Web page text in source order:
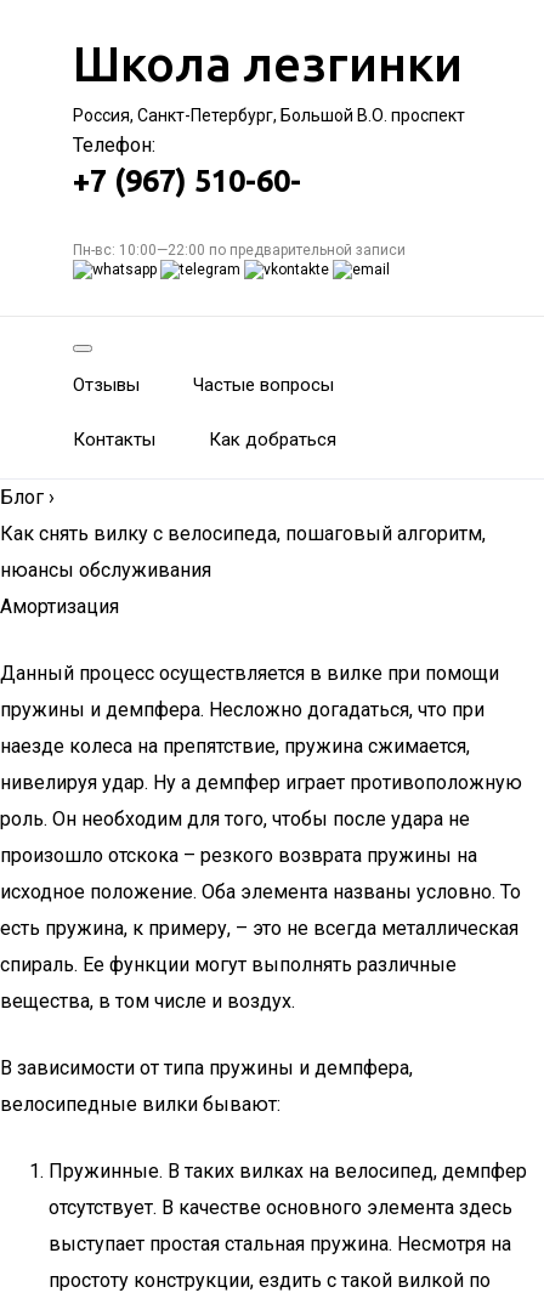
Школа лезгинки
Россия, Санкт-Петербург, Большой В.О. проспект
Телефон:
+7 (967) 510-60-
Пн-вс: 10:00—22:00 по предварительной записи
Отзывы Частые вопросы
Контакты Как добраться
Блог ›
Как снять вилку с велосипеда, пошаговый алгоритм,
нюансы обслуживания
Амортизация
Данный процесс осуществляется в вилке при помощи
пружины и демпфера. Несложно догадаться, что при
наезде колеса на препятствие, пружина сжимается,
нивелируя удар. Ну а демпфер играет противоположную
роль. Он необходим для того, чтобы после удара не
произошло отскока – резкого возврата пружины на
исходное положение. Оба элемента названы условно. То
есть пружина, к примеру, – это не всегда металлическая
спираль. Ее функции могут выполнять различные
вещества, в том числе и воздух.
В зависимости от типа пружины и демпфера,
велосипедные вилки бывают:
Пружинные. В таких вилках на велосипед, демпфер
отсутствует. В качестве основного элемента здесь
выступает простая стальная пружина. Несмотря на
простоту конструкции, ездить с такой вилкой по